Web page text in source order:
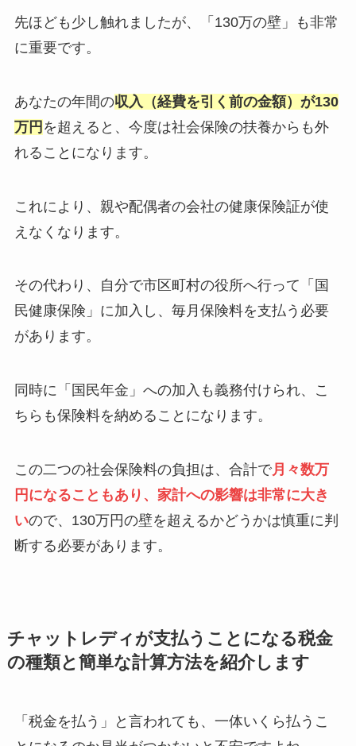
先ほども少し触れましたが、「130万の壁」も非常
に重要です。
あなたの年間の収入（経費を引く前の金額）が130
万円 を超えると、今度は社会保険の扶養からも外
れることになります。
これにより、親や配偶者の会社の健康保険証が使
えなくなります。
その代わり、自分で市区町村の役所へ行って「国
民健康保険」に加入し、毎月保険料を支払う必要
があります。
同時に「国民年金」への加入も義務付けられ、こ
ちらも保険料を納めることになります。
この二つの社会保険料の負担は、合計で月々数万
円になることもあり、家計への影響は非常に大き
いので、130万円の壁を超えるかどうかは慎重に判
断する必要があります。
チャットレディが支払うことになる税金
の種類と簡単な計算方法を紹介します
「税金を払う」と言われても、一体いくら払うこ